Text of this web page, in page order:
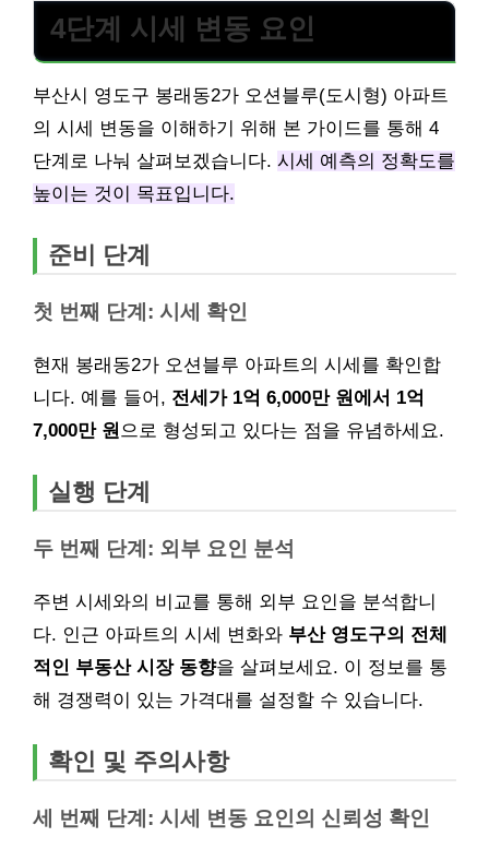
4단계 시세 변동 요인
부산시 영도구 봉래동2가 오션블루(도시형) 아파트
의 시세 변동을 이해하기 위해 본 가이드를 통해 4
단계로 나눠 살펴보겠습니다. 시세 예측의 정확도를
높이는 것이 목표입니다.
준비 단계
첫 번째 단계: 시세 확인
현재 봉래동2가 오션블루 아파트의 시세를 확인합
니다. 예를 들어, 전세가 1억 6,000만 원에서 1억
7,000만 원으로 형성되고 있다는 점을 유념하세요.
실행 단계
두 번째 단계: 외부 요인 분석
주변 시세와의 비교를 통해 외부 요인을 분석합니
다. 인근 아파트의 시세 변화와 부산 영도구의 전체
적인 부동산 시장 동향을 살펴보세요. 이 정보를 통
해 경쟁력이 있는 가격대를 설정할 수 있습니다.
확인 및 주의사항
세 번째 단계: 시세 변동 요인의 신뢰성 확인